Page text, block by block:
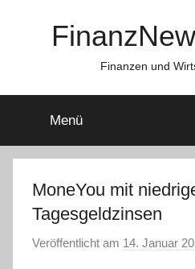
Finanzen und
Menü
MoneYou mit
Tagesgeldzinsen
Veröffentlicht am 14. Januar